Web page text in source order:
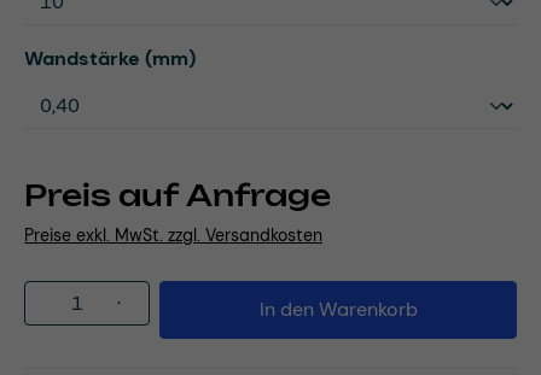
Preis auf Anfrage
Preise exkl. MwSt. zzgl. Versandkosten
Wandstärke (mm)auswählen
Produkt Anzahl: Gib den gewünschten
In den Warenkorb